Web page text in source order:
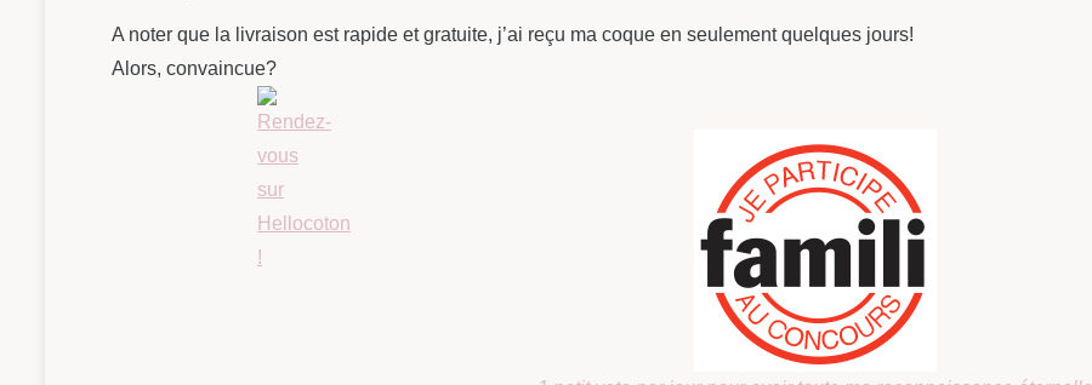
A noter que la livraison est rapide et gratuite, j’ai reçu ma coque en seulement quelques jours!
Alors, convaincue?